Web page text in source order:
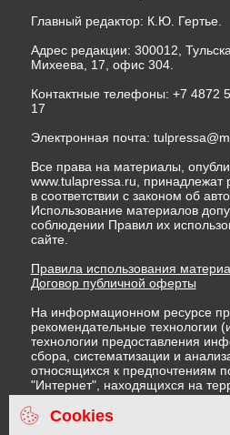
Главный редактор: К.Ю. Гертье.
Адрес редакции: 300012,
Михеева, 17, офис 304.
Контактные телефоны: +7 4872
17
Электронная почта:
Все права на материалы,
www.tulapressa.ru, принадлежат
в соответствии с законом об
Использование материалов
соблюдении Правил их
сайте.
Правила использования
Договор публичной оферты
На информационном ресурсе
рекомендательные технологии
технологии предоставления
сбора, систематизации и
относящихся к предпочтениям
"Интернет", находящихся на
Федерации)
Правила применения
Политика в отношении
Cookies